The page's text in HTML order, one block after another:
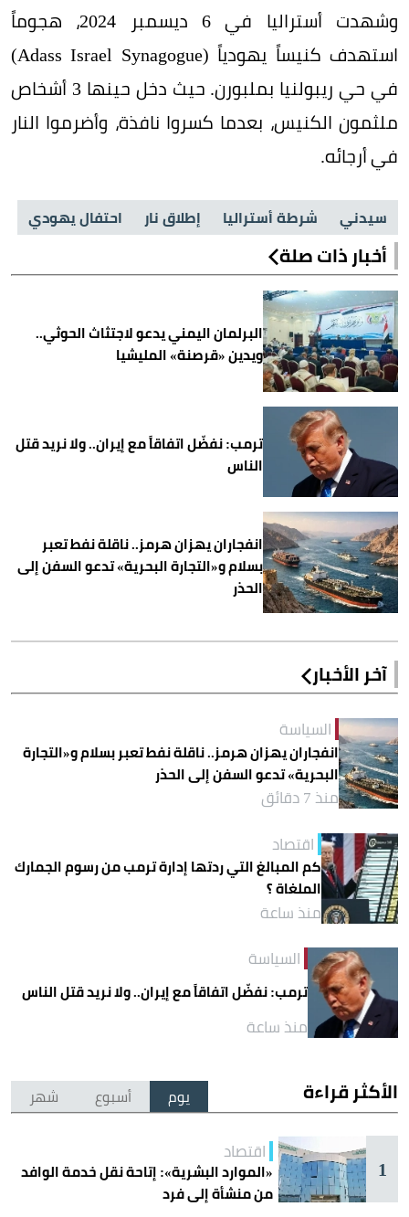
وشهدت أستراليا في 6 ديسمبر 2024، هجوماً
استهدف كنيساً يهودياً (Adass Israel Synagogue)
في حي ريبولنيا بملبورن. حيث دخل حينها 3 أشخاص
ملثمون الكنيس، بعدما كسروا نافذة، وأضرموا النار
في أرجائه.
سيدني شرطة أستراليا إطلاق نار احتفال يهودي
أخبار ذات صلة
البرلمان اليمني يدعو لاجتثاث الحوثي..
ويدين «قرصنة» المليشيا
ترمب: نفضّل اتفاقاً مع إيران.. ولا نريد قتل
الناس
انفجاران يهزان هرمز.. ناقلة نفط تعبر
بسلام و«التجارة البحرية» تدعو السفن إلى
الحذر
آخر الأخبار
السياسة
انفجاران يهزان هرمز.. ناقلة نفط تعبر بسلام و«التجارة
البحرية» تدعو السفن إلى الحذر
منذ 7 دقائق
اقتصاد
كم المبالغ التي ردتها إدارة ترمب من رسوم الجمارك
الملغاة ؟
منذ ساعة
السياسة
ترمب: نفضّل اتفاقاً مع إيران.. ولا نريد قتل الناس
منذ ساعة
الأكثر قراءة يوم أسبوع شهر
1
اقتصاد
«الموارد البشرية»: إتاحة نقل خدمة الوافد
من منشأة إلى فرد